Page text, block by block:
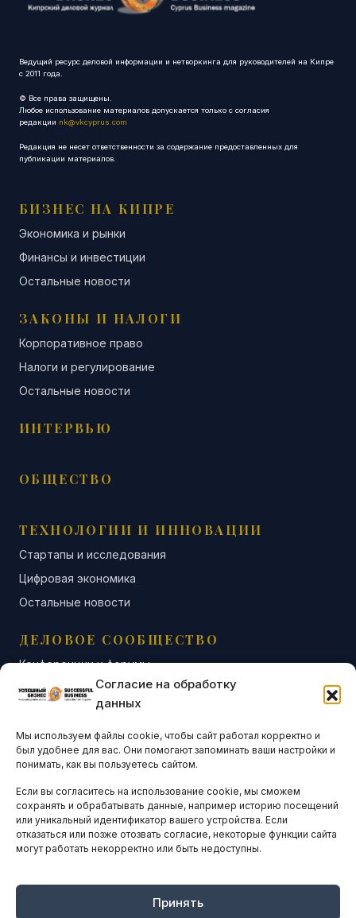
Согласие на обработку
данных
Мы используем файлы cookie, чтобы сайт работал корректно и
был удобнее для вас. Они помогают запоминать ваши настройки и
понимать, как вы пользуетесь сайтом.
Если вы согласитесь на использование cookie, мы сможем
сохранять и обрабатывать данные, например историю посещений
или уникальный идентификатор вашего устройства. Если
отказаться или позже отозвать согласие, некоторые функции сайта
могут работать некорректно или быть недоступны.
Принять
Ведущий ресурс деловой информации и нетворкинга для руководителей на Кипре
с 2011 года.
© Все права защищены.
Любое использование материалов допускается только с согласия
редакции nk@vkcyprus.com
Редакция не несет ответственности за содержание предоставленных для
публикации материалов.
БИЗНЕС НА КИПРЕ
Экономика и рынки
Финансы и инвестиции
Остальные новости
ЗАКОНЫ И НАЛОГИ
Корпоративное право
Налоги и регулирование
Остальные новости
ИНТЕРВЬЮ
ОБЩЕСТВО
ТЕХНОЛОГИИ И ИННОВАЦИИ
Стартапы и исследования
Цифровая экономика
Остальные новости
ДЕЛОВОЕ СООБЩЕСТВО
Конференции и форумы
Бизнес-клубы и ассоциации
Остальные новости
АНАЛИТИКА И СТАТИСТИКА
ARTICLES IN ENGLISH
НАВИГАЦИЯ